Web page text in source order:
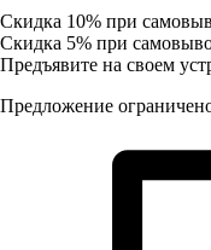
Скидка 10% при
Скидка 5% при
Предъявите на своем
Предложение